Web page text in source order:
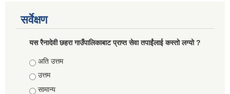
सर्वेक्षण
यस रैनादेवी छहरा गाउँपालिकाबाट प्राप्त सेवा तपाईंलाई कस्तो लग्यो ?
Choices
अति उत्तम
उत्तम
सामान्य